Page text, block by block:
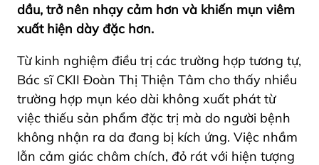
dầu, trở nên nhạy cảm hơn và khiến mụn viêm
xuất hiện dày đặc hơn.
Từ kinh nghiệm điều trị các trường hợp tương tự,
Bác sĩ CKII Đoàn Thị Thiện Tâm cho thấy nhiều
trường hợp mụn kéo dài không xuất phát từ
việc thiếu sản phẩm đặc trị mà do người bệnh
không nhận ra da đang bị kích ứng. Việc nhầm
lẫn cảm giác châm chích, đỏ rát với hiện tượng